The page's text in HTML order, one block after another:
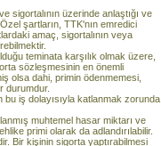
sigortalının üzerinde anlaştığı ve
şartların, TTK'nın emredici
amaç, sigortalının veya
teminata karşılık olmak üzere,
sözleşmesinin en önemli
olsa dahi, primin ödenmemesi,
durumdur.
iş dolayısıyla katlanmak zorunda
muhtemel hasar miktarı ve
primi olarak da adlandırılabilir.
Bir kişinin sigorta yaptırabilmesi